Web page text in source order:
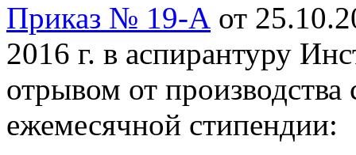
Приказ № 19-А от
2016 г. в аспирантуру
отрывом от
ежемесячной стипендии: